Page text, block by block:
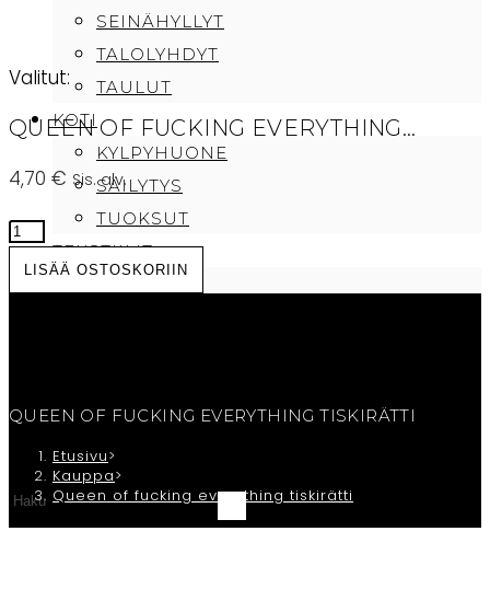
SEINÄHYLLYT
TALOLYHDYT
TAULUT
KOTI
KYLPYHUONE
SÄILYTYS
TUOKSUT
TEKSTIILIT
TILAUKSEN PERUUTUS/OTA YHTEYTTÄ
OSTOSKORI
Valitut:
QUEEN OF FUCKING EVERYTHING…
4,70 € Sis. alv.
Queen
of
fucking
LISÄÄ OSTOSKORIIN
QUEEN OF FUCKING EVERYTHING TISKIRÄTTI
Etusivu>
Kauppa>
Queen of fucking everything tiskirätti